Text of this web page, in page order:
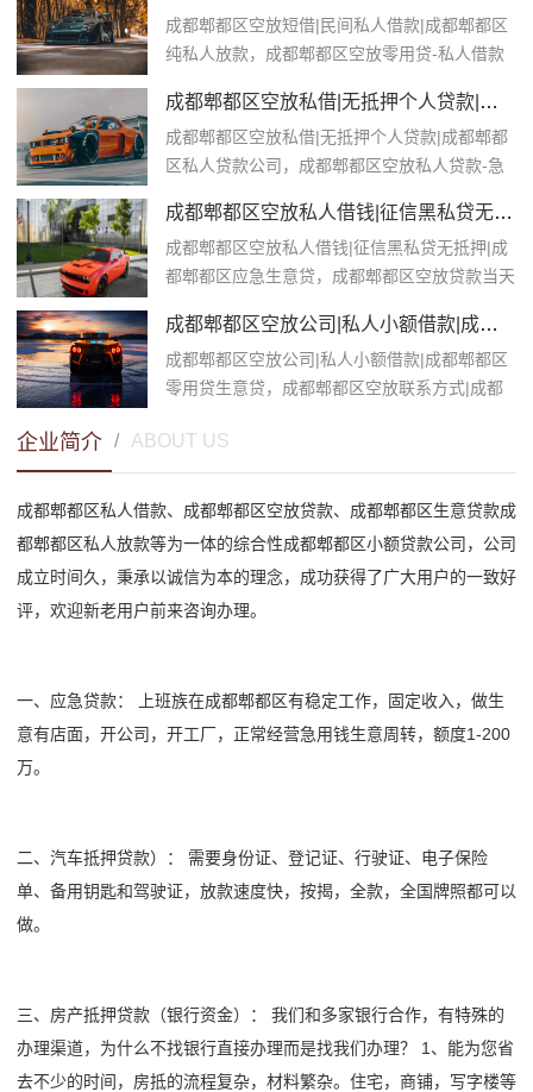
成都郫都区空放短借|民间私人借款|成都郫都区
纯私人放款，成都郫都区空放零用贷-私人借款
成都郫都区空放私借|无抵押个人贷款|成都郫都区私人贷款公司
成都郫都区空放私借|无抵押个人贷款|成都郫都
区私人贷款公司，成都郫都区空放私人贷款-急
成都郫都区空放私人借钱|征信黑私贷无抵押|成都郫都区应急生意贷
成都郫都区空放私人借钱|征信黑私贷无抵押|成
都郫都区应急生意贷，成都郫都区空放贷款当天
成都郫都区空放公司|私人小额借款|成都郫都区零用贷生意贷
成都郫都区空放公司|私人小额借款|成都郫都区
零用贷生意贷，成都郫都区空放联系方式|成都
企业简介 / ABOUT US
成都郫都区私人借款、 成都郫都区空放贷款、成都郫都区生意贷款成
都郫都区私人放款等为一体的综合性成都郫都区小额贷款公司，公司
成立时间久，秉承以诚信为本的理念，成功获得了广大用户的一致好
评，欢迎新老用户前来咨询办理。
一、应急贷款： 上班族在成都郫都区有稳定工作，固定收入，做生
意有店面，开公司，开工厂，正常经营急用钱生意周转，额度1-200
万。
二、汽车抵押贷款）： 需要身份证、登记证、行驶证、电子保险
单、备用钥匙和驾驶证，放款速度快，按揭，全款，全国牌照都可以
做。
三、房产抵押贷款（银行资金）： 我们和多家银行合作，有特殊的
办理渠道，为什么不找银行直接办理而是找我们办理？ 1、能为您省
去不少的时间，房抵的流程复杂，材料繁杂。住宅，商铺，写字楼等